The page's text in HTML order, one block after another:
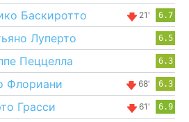
Баскиротто 21' 6.7
Луперто 6.5
Пеццелла 6.3
Флориани 68' 6.3
Грасси 61' 6.9